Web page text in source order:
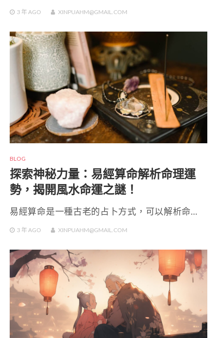
3 年AGO XINPUAHM@GMAIL.COM
BLOG
探索神秘力量：易經算命解析命理運
勢，揭開風水命運之謎！
易經算命是一種古老的占卜方式，可以解析命…
3 年AGO XINPUAHM@GMAIL.COM